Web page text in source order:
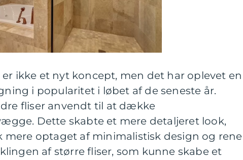
ikke et nyt koncept, men det har oplevet en
i popularitet i løbet af de seneste år.
fliser anvendt til at dække
Dette skabte et mere detaljeret look,
mere optaget af minimalistisk design og rene
af større fliser, som kunne skabe et